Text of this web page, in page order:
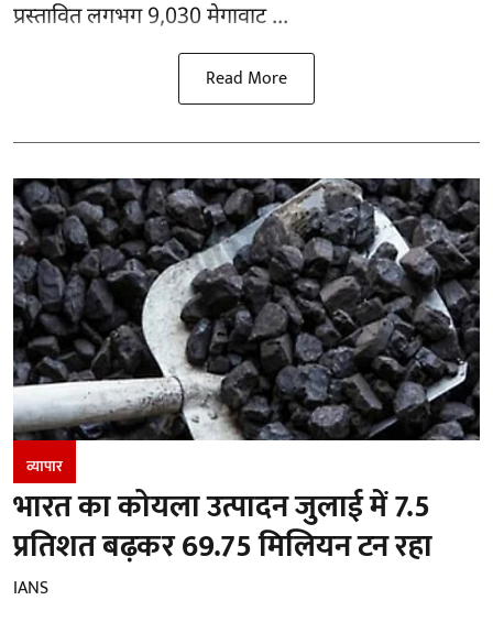
प्रस्तावित लगभग 9,030 मेगावाट ...
Read More
व्यापार
भारत का कोयला उत्पादन जुलाई में 7.5
प्रतिशत बढ़कर 69.75 मिलियन टन रहा
IANS